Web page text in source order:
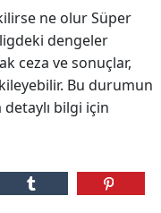
ne olur Süper
dengeler
ceza ve sonuçlar,
Bu durumun
bilgi için